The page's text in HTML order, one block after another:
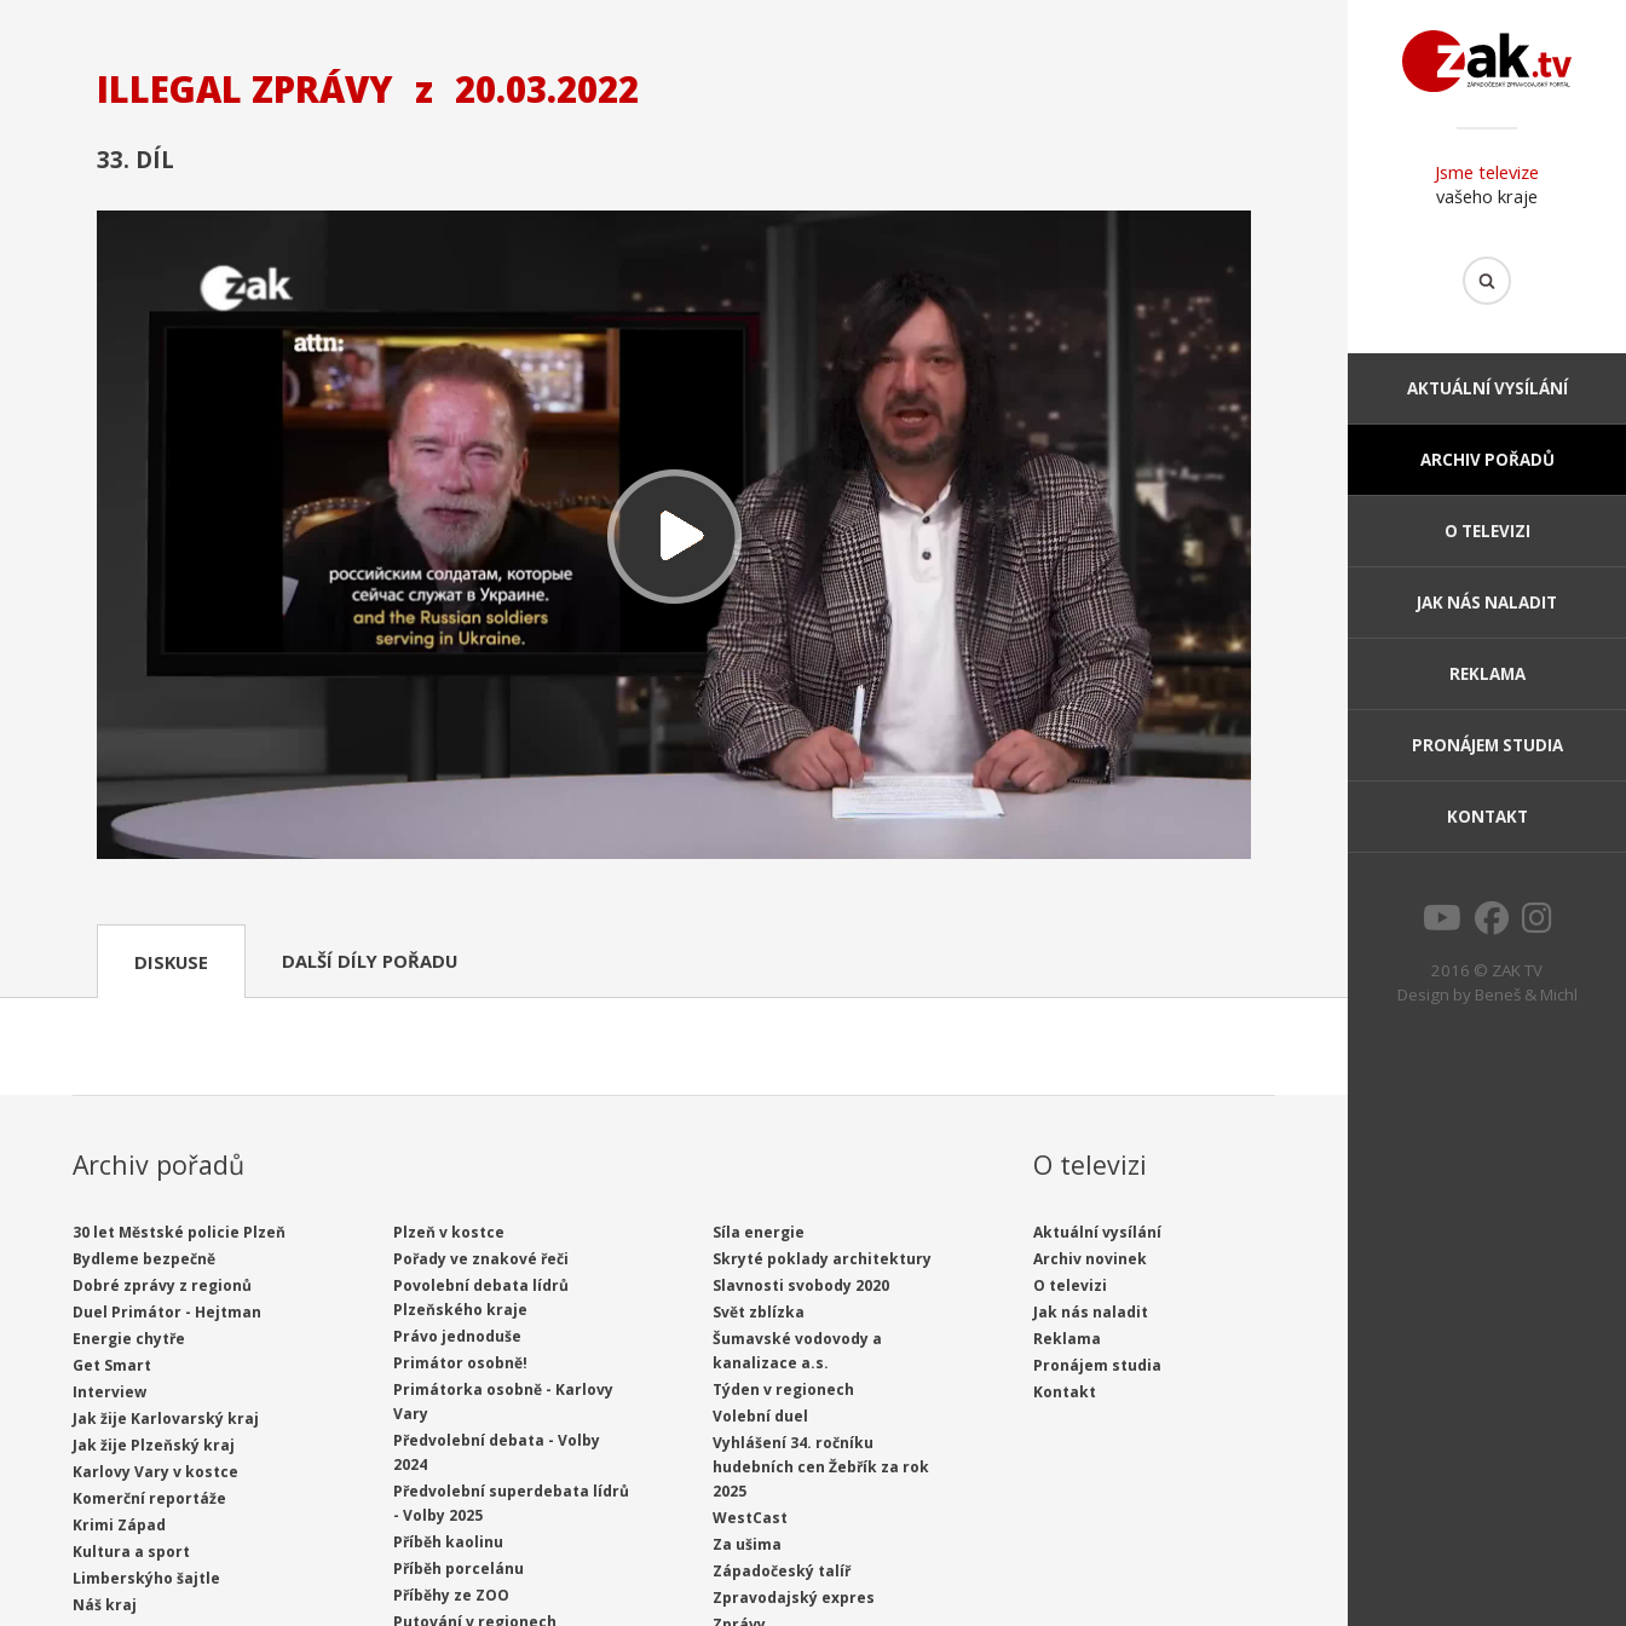
Jsme televize
vašeho kraje
AKTUÁLNÍ VYSÍLÁNÍ
ARCHIV POŘADŮ
O TELEVIZI
JAK NÁS NALADIT
REKLAMA
PRONÁJEM STUDIA
KONTAKT
2016 © ZAK TV
Design by Beneš & Michl
ILLEGAL ZPRÁVY z 20.03.2022
33. DÍL
DISKUSE DALŠÍ DÍLY POŘADU
Archiv pořadů
30 let Městské policie Plzeň
Bydleme bezpečně
Dobré zprávy z regionů
Duel Primátor - Hejtman
Energie chytře
Get Smart
Interview
Jak žije Karlovarský kraj
Jak žije Plzeňský kraj
Karlovy Vary v kostce
Komerční reportáže
Krimi Západ
Kultura a sport
Limberskýho šajtle
Náš kraj
Plzeň v kostce
Pořady ve znakové řeči
Povolební debata lídrů
Plzeňského kraje
Právo jednoduše
Primátor osobně!
Primátorka osobně - Karlovy
Vary
Předvolební debata - Volby
2024
Předvolební superdebata lídrů
- Volby 2025
Příběh kaolinu
Příběh porcelánu
Příběhy ze ZOO
Síla energie
Skryté poklady architektury
Slavnosti svobody 2020
Svět zblízka
Šumavské vodovody a
kanalizace a.s.
Týden v regionech
Volební duel
Vyhlášení 34. ročníku
hudebních cen Žebřík za rok
2025
WestCast
Za ušima
Západočeský talíř
Zpravodajský expres
O televizi
Aktuální vysílání
Archiv novinek
O televizi
Jak nás naladit
Reklama
Pronájem studia
Kontakt